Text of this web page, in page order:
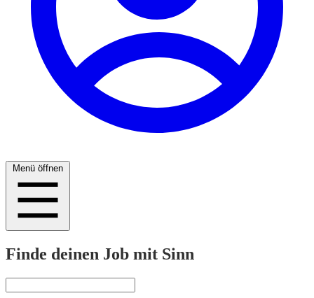
Menü öffnen
Finde deinen Job mit Sinn